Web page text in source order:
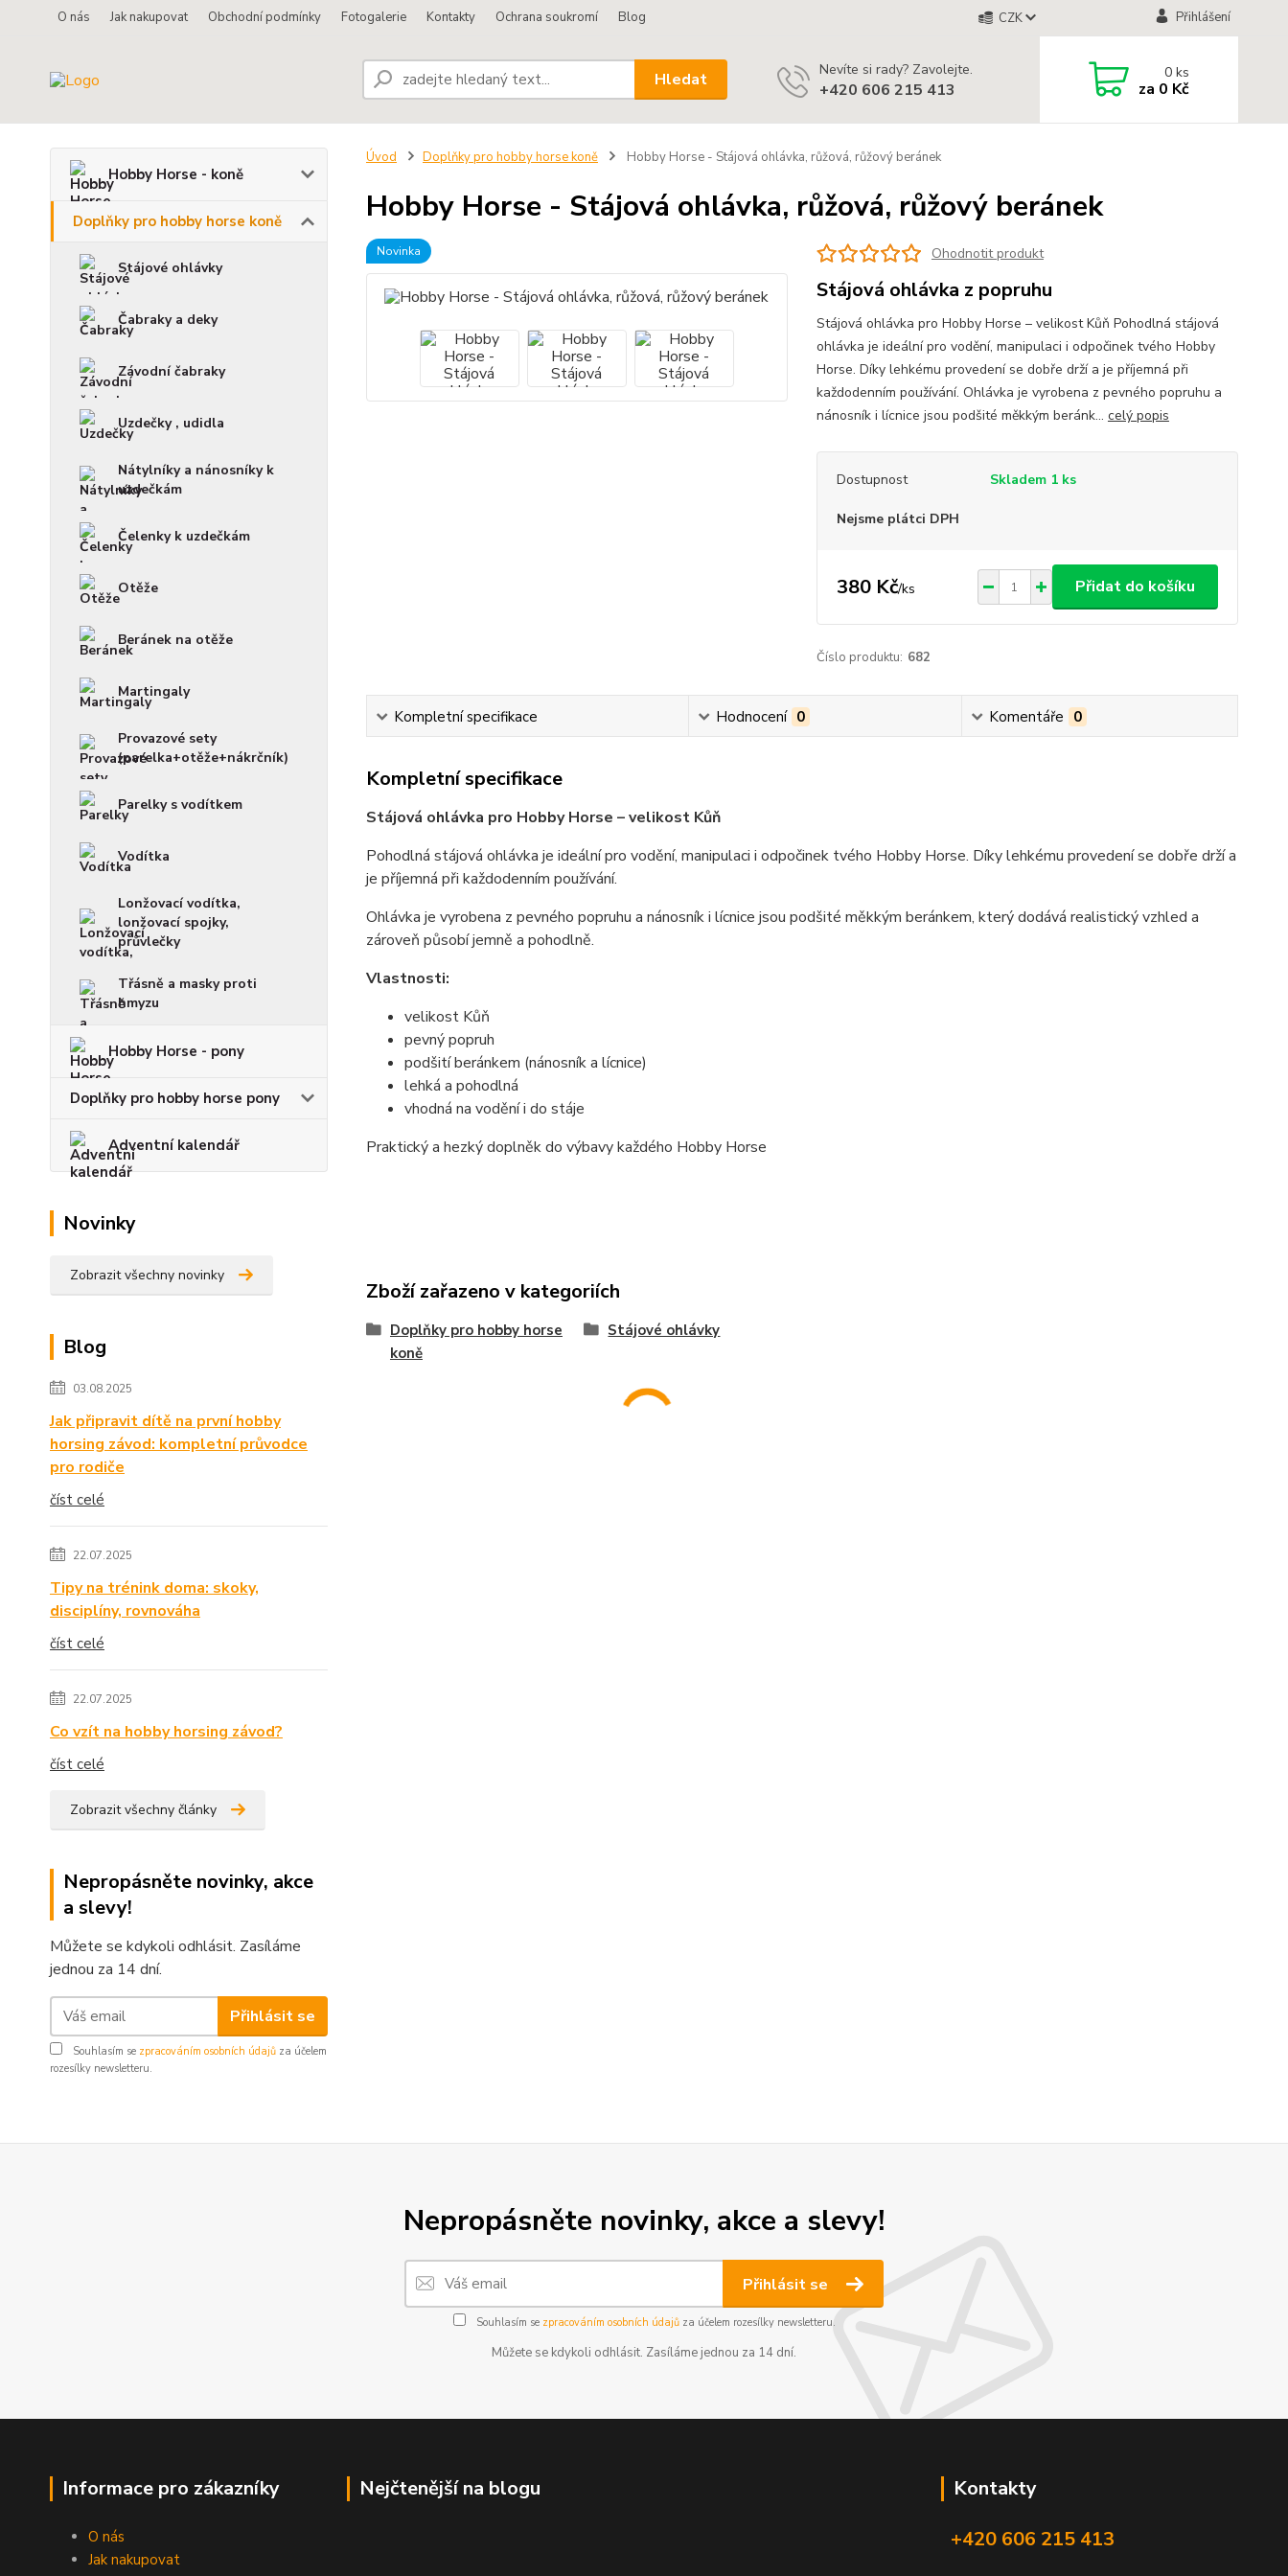
O nás Jak nakupovat Obchodní podmínky Fotogalerie Kontakty Ochrana soukromí Blog CZK Přihlášení
Hledat Nevíte si rady? Zavolejte.
+420 606 215 413
0ks
za 0 Kč
Hobby Horse - koně
Doplňky pro hobby horse koně
Stájové ohlávky
Čabraky a deky
Závodní čabraky
Uzdečky , udidla
Nátylníky a nánosníky k
uzdečkám
Čelenky k uzdečkám
Otěže
Beránek na otěže
Martingaly
Provazové sety
(parelka+otěže+nákrčník)
Parelky s vodítkem
Vodítka
Lonžovací vodítka,
lonžovací spojky,
průvlečky
Třásně a masky proti
hmyzu
Hobby Horse - pony
Doplňky pro hobby horse pony
Adventní kalendář
Novinky
Zobrazit všechny novinky
Blog
03.08.2025
Jak připravit dítě na první hobby
horsing závod: kompletní průvodce
pro rodiče
číst celé
22.07.2025
Tipy na trénink doma: skoky,
disciplíny, rovnováha
číst celé
22.07.2025
Co vzít na hobby horsing závod?
číst celé
Zobrazit všechny články
Nepropásněte novinky, akce
a slevy!
Můžete se kdykoli odhlásit. Zasíláme
jednou za 14 dní.
Přihlásit se
Souhlasím se zpracováním osobních údajů za účelem
rozesílky newsletteru.
Úvod Doplňky pro hobby horse koně Hobby Horse - Stájová ohlávka, růžová, růžový beránek
Hobby Horse - Stájová ohlávka, růžová, růžový beránek
Novinka Ohodnotit produkt
Stájová ohlávka z popruhu
Stájová ohlávka pro Hobby Horse – velikost Kůň Pohodlná stájová
ohlávka je ideální pro vodění, manipulaci i odpočinek tvého Hobby
Horse. Díky lehkému provedení se dobře drží a je příjemná při
každodenním používání. Ohlávka je vyrobena z pevného popruhu a
nánosník i lícnice jsou podšité měkkým beránk... celý popis
Dostupnost Skladem 1 ks
Nejsme plátci DPH
380 Kč/ks Přidat do košíku
Číslo produktu: 682
Kompletní specifikace Hodnocení 0 Komentáře 0
Kompletní specifikace
Stájová ohlávka pro Hobby Horse – velikost Kůň
Pohodlná stájová ohlávka je ideální pro vodění, manipulaci i odpočinek tvého Hobby Horse. Díky lehkému provedení se dobře drží a
je příjemná při každodenním používání.
Ohlávka je vyrobena z pevného popruhu a nánosník i lícnice jsou podšité měkkým beránkem, který dodává realistický vzhled a
zároveň působí jemně a pohodlně.
Vlastnosti:
velikost Kůň
pevný popruh
podšití beránkem (nánosník a lícnice)
lehká a pohodlná
vhodná na vodění i do stáje
Praktický a hezký doplněk do výbavy každého Hobby Horse
Zboží zařazeno v kategoriích
Doplňky pro hobby horse
koně
Stájové ohlávky
Nepropásněte novinky, akce a slevy!
Přihlásit se
Souhlasím se zpracováním osobních údajůza účelem rozesílky newsletteru.
Můžete se kdykoli odhlásit. Zasíláme jednou za 14 dní.
Informace pro zákazníky
O nás
Jak nakupovat
Nejčtenější na blogu
Kontakty
+420 606 215 413